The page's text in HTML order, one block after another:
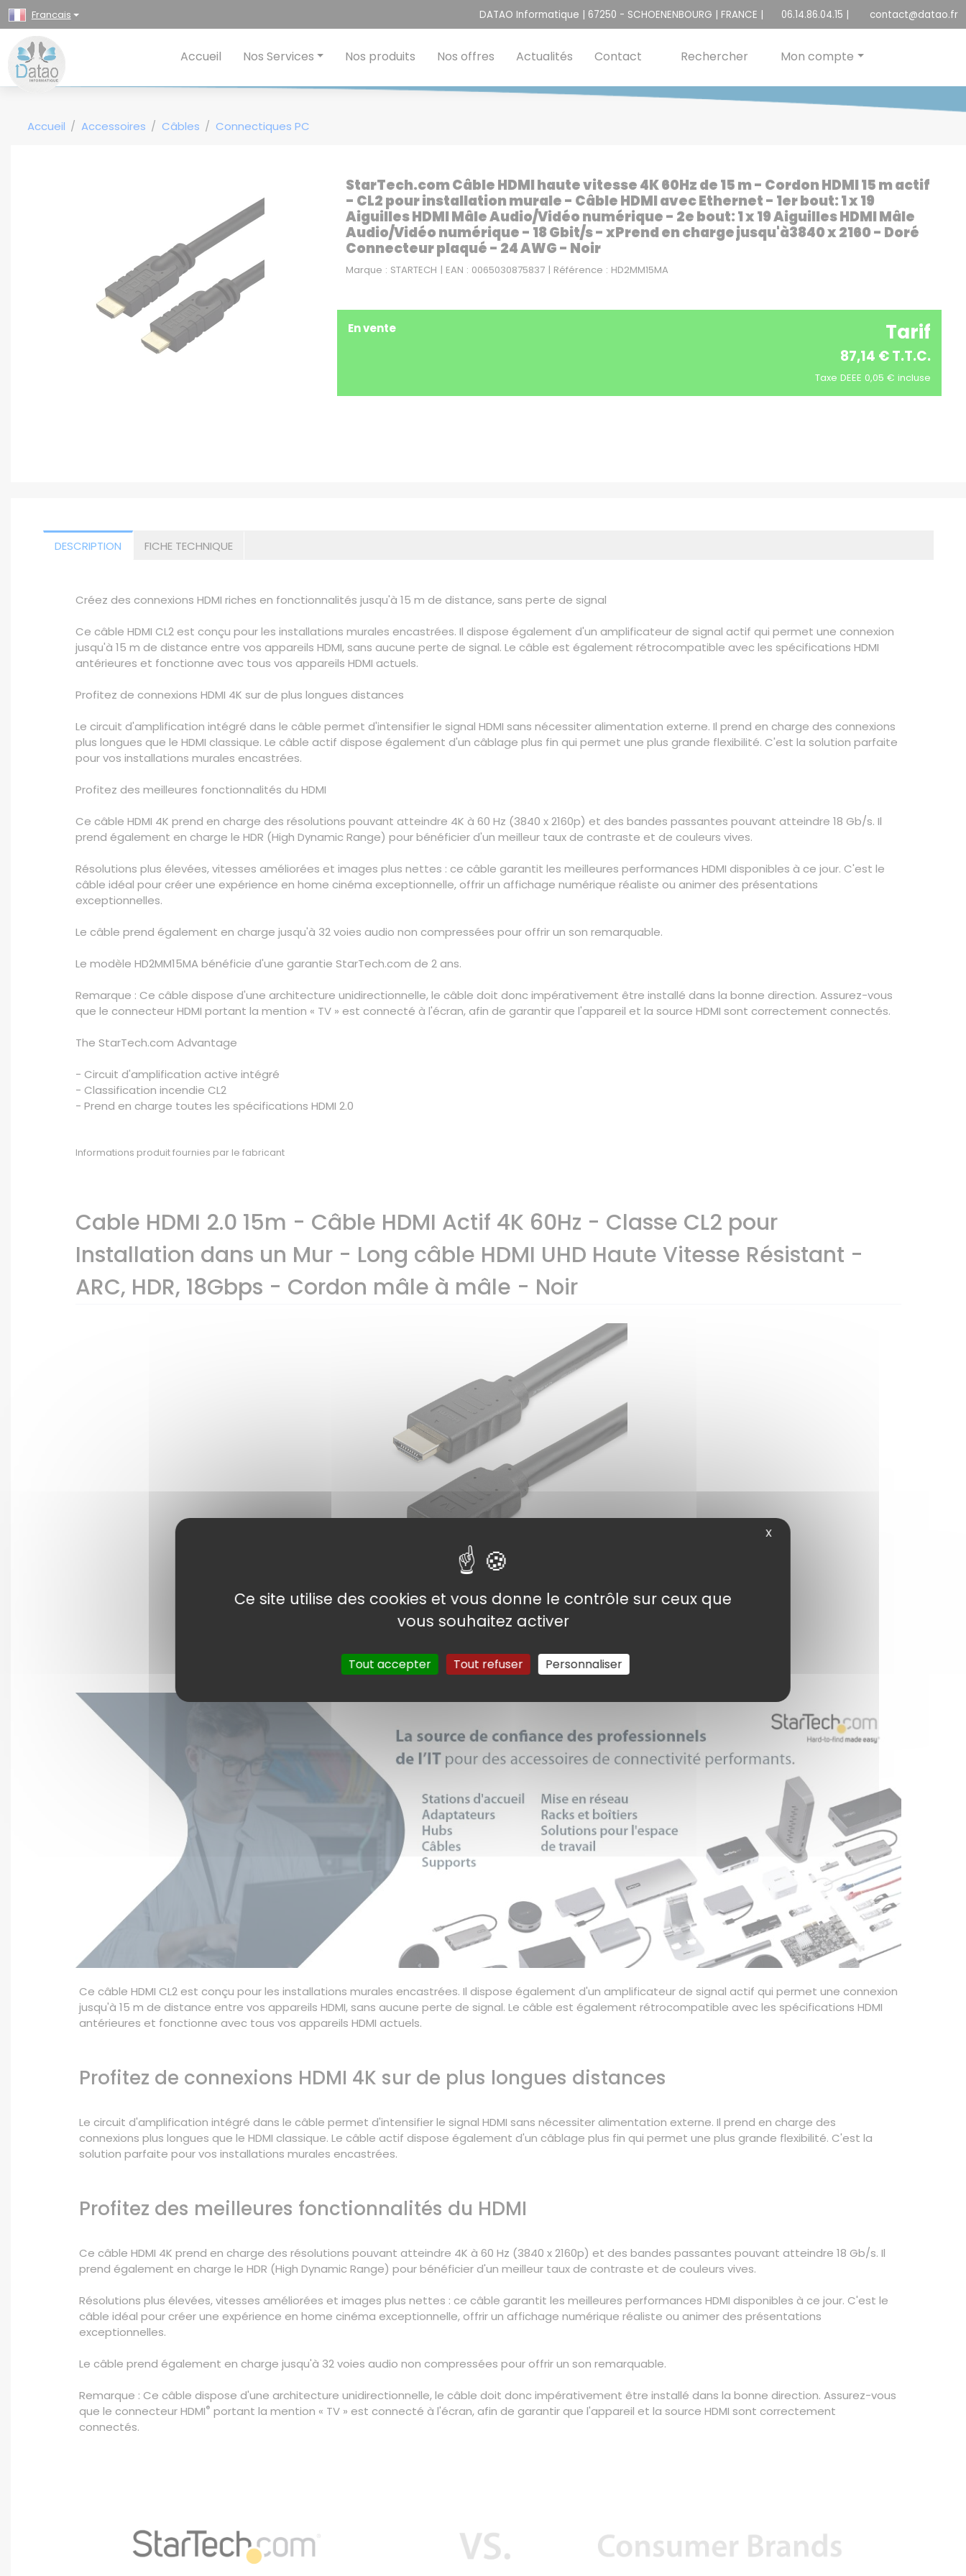
Francais DATAO Informatique | 67250 - SCHOENENBOURG | FRANCE | 06.14.86.04.15 | contact@datao.fr
Accueil Nos Services Nos produits Nos offres Actualités Contact Rechercher Mon compte
Accueil Accessoires Câbles Connectiques PC
StarTech.com Câble HDMI haute vitesse 4K 60Hz de 15 m - Cordon HDMI 15 m actif
- CL2 pour installation murale - Câble HDMI avec Ethernet - 1er bout: 1 x 19
Aiguilles HDMI Mâle Audio/Vidéo numérique - 2e bout: 1 x 19 Aiguilles HDMI Mâle
Audio/Vidéo numérique - 18 Gbit/s - xPrend en charge jusqu'à3840 x 2160 - Doré
Connecteur plaqué - 24 AWG - Noir
Marque : STARTECH | EAN : 0065030875837 | Référence : HD2MM15MA
En vente Tarif
87,14 € T.T.C.
Taxe DEEE 0,05 € incluse
DESCRIPTION FICHE TECHNIQUE
Créez des connexions HDMI riches en fonctionnalités jusqu'à 15 m de distance, sans perte de signal
Ce câble HDMI CL2 est conçu pour les installations murales encastrées. Il dispose également d'un amplificateur de signal actif qui permet une connexion
jusqu'à 15 m de distance entre vos appareils HDMI, sans aucune perte de signal. Le câble est également rétrocompatible avec les spécifications HDMI
antérieures et fonctionne avec tous vos appareils HDMI actuels.
Profitez de connexions HDMI 4K sur de plus longues distances
Le circuit d'amplification intégré dans le câble permet d'intensifier le signal HDMI sans nécessiter alimentation externe. Il prend en charge des connexions
plus longues que le HDMI classique. Le câble actif dispose également d'un câblage plus fin qui permet une plus grande flexibilité. C'est la solution parfaite
pour vos installations murales encastrées.
Profitez des meilleures fonctionnalités du HDMI
Ce câble HDMI 4K prend en charge des résolutions pouvant atteindre 4K à 60 Hz (3840 x 2160p) et des bandes passantes pouvant atteindre 18 Gb/s. Il
prend également en charge le HDR (High Dynamic Range) pour bénéficier d'un meilleur taux de contraste et de couleurs vives.
Résolutions plus élevées, vitesses améliorées et images plus nettes : ce câble garantit les meilleures performances HDMI disponibles à ce jour. C'est le
câble idéal pour créer une expérience en home cinéma exceptionnelle, offrir un affichage numérique réaliste ou animer des présentations
exceptionnelles.
Le câble prend également en charge jusqu'à 32 voies audio non compressées pour offrir un son remarquable.
Le modèle HD2MM15MA bénéficie d'une garantie StarTech.com de 2 ans.
Remarque : Ce câble dispose d'une architecture unidirectionnelle, le câble doit donc impérativement être installé dans la bonne direction. Assurez-vous
que le connecteur HDMI portant la mention « TV » est connecté à l'écran, afin de garantir que l'appareil et la source HDMI sont correctement connectés.
The StarTech.com Advantage
- Circuit d'amplification active intégré
- Classification incendie CL2
- Prend en charge toutes les spécifications HDMI 2.0
Informations produit fournies par le fabricant
Cable HDMI 2.0 15m - Câble HDMI Actif 4K 60Hz - Classe CL2 pour
Installation dans un Mur - Long câble HDMI UHD Haute Vitesse Résistant -
ARC, HDR, 18Gbps - Cordon mâle à mâle - Noir
Ce câble HDMI CL2 est conçu pour les installations murales encastrées. Il dispose également d'un amplificateur de signal actif qui permet une connexion
jusqu'à 15 m de distance entre vos appareils HDMI, sans aucune perte de signal. Le câble est également rétrocompatible avec les spécifications HDMI
antérieures et fonctionne avec tous vos appareils HDMI actuels.
Profitez de connexions HDMI 4K sur de plus longues distances
Le circuit d'amplification intégré dans le câble permet d'intensifier le signal HDMI sans nécessiter alimentation externe. Il prend en charge des
connexions plus longues que le HDMI classique. Le câble actif dispose également d'un câblage plus fin qui permet une plus grande flexibilité. C'est la
solution parfaite pour vos installations murales encastrées.
Profitez des meilleures fonctionnalités du HDMI
Ce câble HDMI 4K prend en charge des résolutions pouvant atteindre 4K à 60 Hz (3840 x 2160p) et des bandes passantes pouvant atteindre 18 Gb/s. Il
prend également en charge le HDR (High Dynamic Range) pour bénéficier d'un meilleur taux de contraste et de couleurs vives.
Résolutions plus élevées, vitesses améliorées et images plus nettes : ce câble garantit les meilleures performances HDMI disponibles à ce jour. C'est le
câble idéal pour créer une expérience en home cinéma exceptionnelle, offrir un affichage numérique réaliste ou animer des présentations
exceptionnelles.
Le câble prend également en charge jusqu'à 32 voies audio non compressées pour offrir un son remarquable.
Remarque : Ce câble dispose d'une architecture unidirectionnelle, le câble doit donc impérativement être installé dans la bonne direction. Assurez-vous
que le connecteur HDMI® portant la mention « TV » est connecté à l'écran, afin de garantir que l'appareil et la source HDMI sont correctement
connectés.
Panneau de gestion des cookies
X
Ce site utilise des cookies et vous donne le contrôle sur ceux que
vous souhaitez activer
Tout accepter Tout refuser Personnaliser